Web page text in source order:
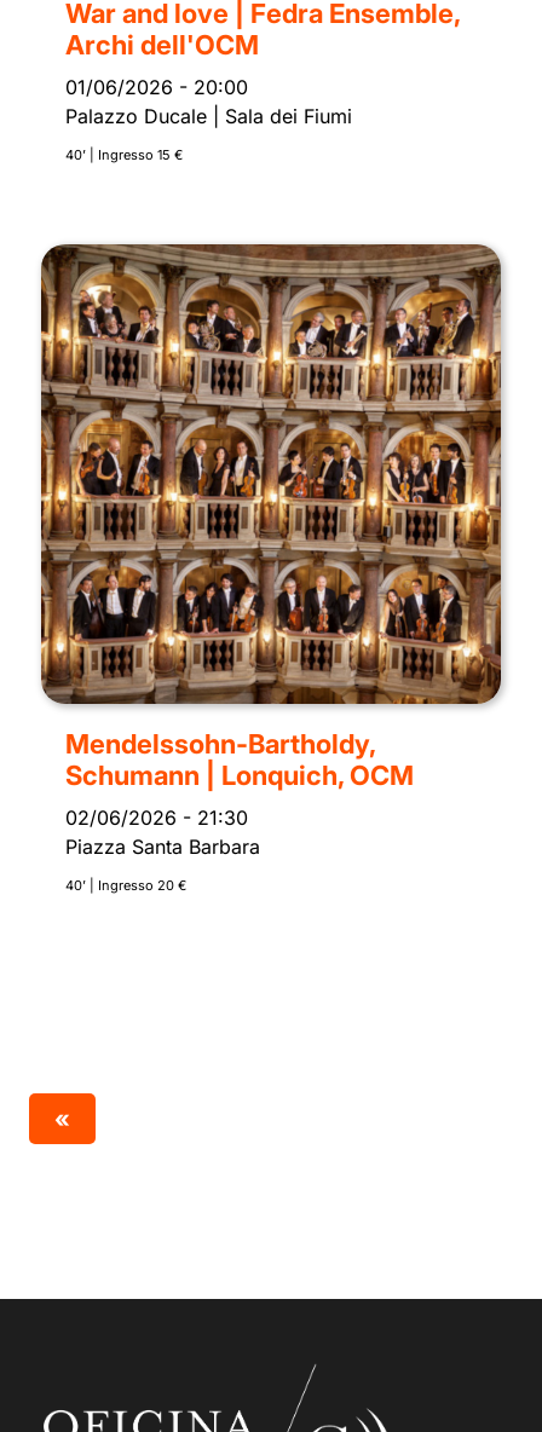
War and love | Fedra Ensemble,
Archi dell'OCM
01/06/2026 - 20:00
Palazzo Ducale | Sala dei Fiumi
40’ | Ingresso 15 €
Mendelssohn-Bartholdy,
Schumann | Lonquich, OCM
02/06/2026 - 21:30
Piazza Santa Barbara
40’ | Ingresso 20 €
«